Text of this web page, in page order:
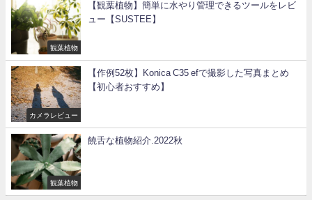
観葉植物
【観葉植物】簡単に水やり管理できるツールをレビ
ュー【SUSTEE】
カメラレビュー
【作例52枚】Konica C35 efで撮影した写真まとめ
【初心者おすすめ】
観葉植物
饒舌な植物紹介.2022秋